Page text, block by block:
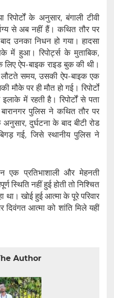
रिपोर्टों के अनुसार, बंगाली टीवी
से अब नहीं हैं। कथित तौर पर
उनका निधन हो गया। हादसा
में हुआ। रिपोर्ट्स के मुताबिक,
ऐप-बाइक राइड बुक की थी।
लौटते समय, उसकी ऐप-बाइक एक
पर ही मौत हो गई। रिपोर्टों
में रहती है। रिपोर्टों से पता
पुलिस ने कथित तौर पर
दुर्घटना के बाद बीटी रोड
गई, जिसे स्थानीय पुलिस ने
एक प्रतिभाशाली और मेहनती
स्थिति नहीं हुई होती तो निश्चित
खोई हुई आत्मा के पूरे परिवार
दिवंगत आत्मा को शांति मिले यहीं
Author